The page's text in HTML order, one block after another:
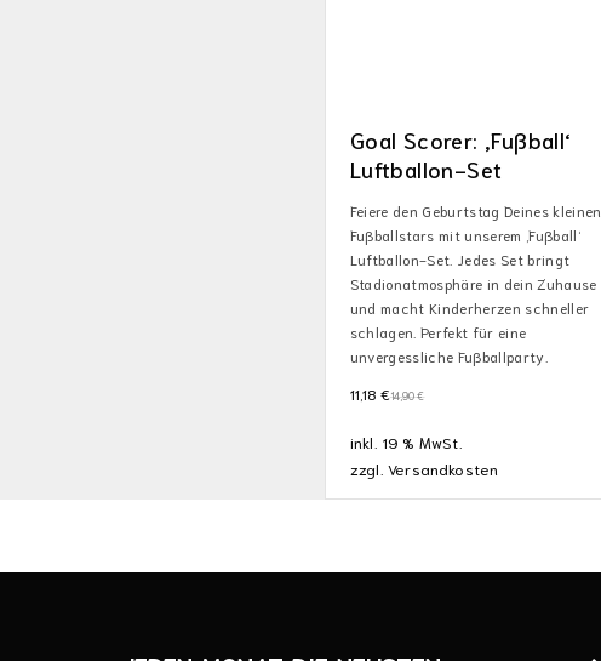
Goal Scorer: ‚Fußball‘
Luftballon-Set
Feiere den Geburtstag Deines kleinen
Fußballstars mit unserem ‚Fußball‘
Luftballon-Set. Jedes Set bringt
Stadionatmosphäre in dein Zuhause
und macht Kinderherzen schneller
schlagen. Perfekt für eine
unvergessliche Fußballparty.
14,90€
11,18 €
inkl. 19 % MwSt.
zzgl. Versandkosten